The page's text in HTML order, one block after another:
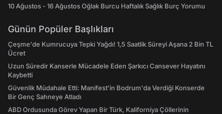
10 Ağustos - 16 Ağustos Oğlak Burcu Haftalık Sağlık Burç Yorumu
Günün Popüler Başlıkları
Çeşme'de Kumrucuya Tepki Yağdı! 1,5 Saatlik Süreyi Aşana 2 Bin TL
Ücret
Uzun Süredir Kanserle Mücadele Eden Şarkıcı Cansever Hayatını
Kaybetti
Güvenlik Müdahale Etti: Manifest'in Bodrum'da Verdiği Konserde
Bir Genç Sahneye Atladı
ABD Ordusunda Görev Yapan Bir Türk, Kaliforniya Çöllerinin